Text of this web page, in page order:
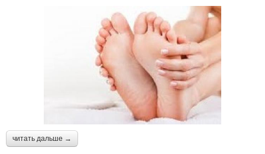
читать дальше →